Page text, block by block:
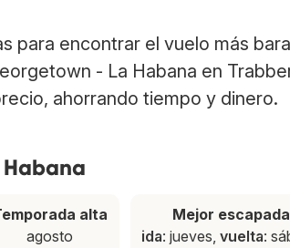
para encontrar el vuelo más
- La Habana en
ahorrando tiempo y dinero.
alta
agosto
Mejor escapada
ida: jueves,vuelta: